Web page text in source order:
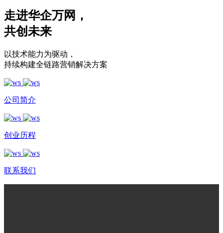
走进华企万网 ，
共创未来
以技术能力为驱动 ，
持续构建全链路营销解决方案
公司简介
创业历程
联系我们